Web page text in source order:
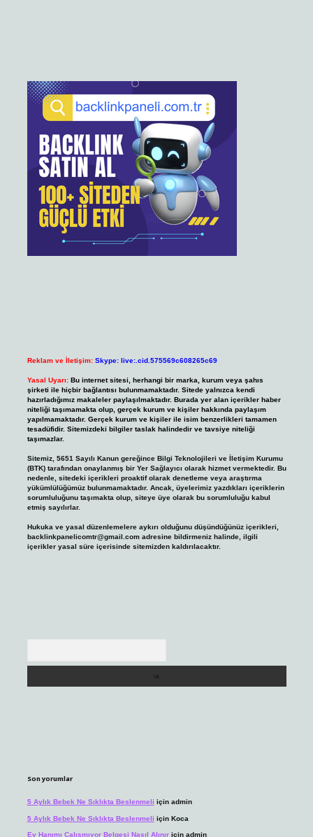
Reklam ve İletişim: Skype: live:.cid.575569c608265c69
Yasal Uyarı: Bu internet sitesi, herhangi bir marka, kurum veya şahıs
şirketi ile hiçbir bağlantısı bulunmamaktadır. Sitede yalnızca kendi
hazırladığımız makaleler paylaşılmaktadır. Burada yer alan içerikler haber
niteliği taşımamakta olup, gerçek kurum ve kişiler hakkında paylaşım
yapılmamaktadır. Gerçek kurum ve kişiler ile isim benzerlikleri tamamen
tesadüfidir. Sitemizdeki bilgiler taslak halindedir ve tavsiye niteliği
taşımazlar.
Sitemiz, 5651 Sayılı Kanun gereğince Bilgi Teknolojileri ve İletişim Kurumu
(BTK) tarafından onaylanmış bir Yer Sağlayıcı olarak hizmet vermektedir. Bu
nedenle, sitedeki içerikleri proaktif olarak denetleme veya araştırma
yükümlülüğümüz bulunmamaktadır. Ancak, üyelerimiz yazdıkları içeriklerin
sorumluluğunu taşımakta olup, siteye üye olarak bu sorumluluğu kabul
etmiş sayılırlar.
Hukuka ve yasal düzenlemelere aykırı olduğunu düşündüğünüz içerikleri,
backlinkpanelicomtr@gmail.comadresine bildirmeniz halinde, ilgili
içerikler yasal süre içerisinde sitemizden kaldırılacaktır.
Son yorumlar
5 Aylık Bebek Ne Sıklıkta Beslenmeli için admin
5 Aylık Bebek Ne Sıklıkta Beslenmeli için Koca
Ev Hanımı Çalışmıyor Belgesi Nasıl Alınıriçin admin